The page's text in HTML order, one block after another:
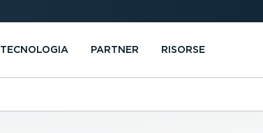
TECNOLOGIA PARTNER RISORSE